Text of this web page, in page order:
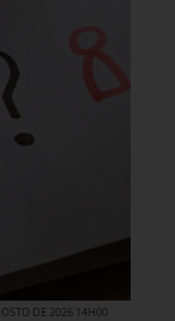
DE 2026 14H00